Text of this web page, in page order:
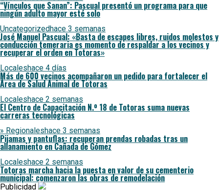
“Vínculos que Sanan”: Pascual presentó un programa para que
ningún adulto mayor esté solo
Uncategorizedhace 3 semanas
José Manuel Pascual: «Basta de escapes libres, ruidos molestos y
conducción temeraria es momento de respaldar a los vecinos y
recuperar el orden en Totoras»
Localeshace 4 días
Más de 600 vecinos acompañaron un pedido para fortalecer el
Área de Salud Animal de Totoras
Localeshace 2 semanas
El Centro de Capacitación N.º 18 de Totoras suma nuevas
carreras tecnológicas
» Regionaleshace 3 semanas
Pijamas y pantuflas: recuperan prendas robadas tras un
allanamiento en Cañada de Gómez
Localeshace 2 semanas
Totoras marcha hacia la puesta en valor de su cementerio
municipal: comenzaron las obras de remodelación
Publicidad